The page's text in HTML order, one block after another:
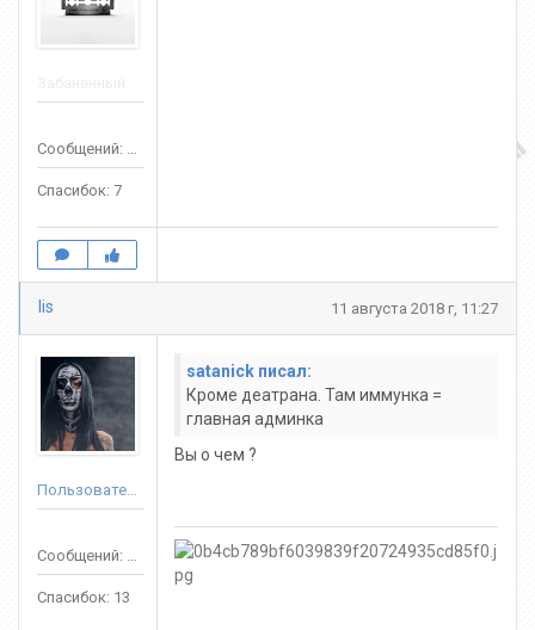
Сообщений: 60
Спасибок: 7
lis 11 августа 2018 г, 11:27
Пользователь
Сообщений: 107
Спасибок: 13
satanick писал:
Кpоме деатpана. Там иммунка =
главная админка
Вы о чем ?